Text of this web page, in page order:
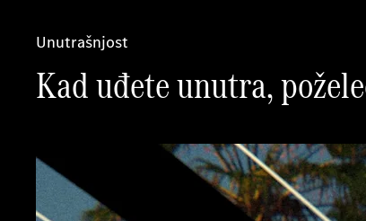
Unutrašnjost
Kad uđete unutra,